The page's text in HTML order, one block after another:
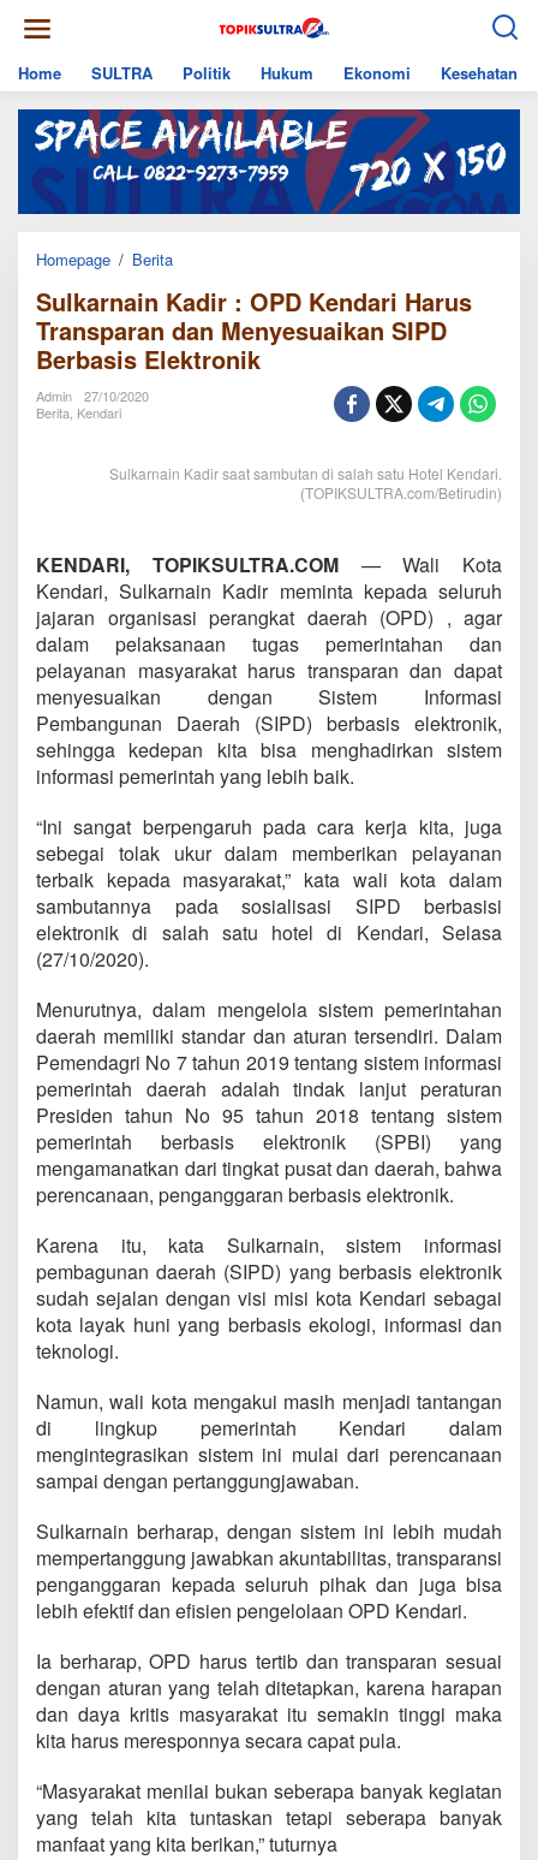
content
Home
SULTRA Politik Hukum Ekonomi Kesehatan
Homepage / BeritaSulkarnain
:
OPD
Kendari
Harus
Transparan
Elektronik
Sulkarnain Kadir : OPD Kendari Harus
Transparan dan Menyesuaikan SIPD
Berbasis Elektronik
Admin
27/10/2020
Berita Kendari
Sulkarnain Kadir saat sambutan di salah satu Hotel Kendari.
(TOPIKSULTRA.com/Betirudin)
KENDARI, TOPIKSULTRA.COM— Wali Kota
Kendari, Sulkarnain Kadir meminta kepada seluruh
jajaran organisasi perangkat daerah (OPD) , agar
dalam pelaksanaan tugas pemerintahan dan
pelayanan masyarakat harus transparan dan dapat
menyesuaikan dengan Sistem Informasi
Pembangunan Daerah (SIPD) berbasis elektronik,
sehingga kedepan kita bisa menghadirkan sistem
informasi pemerintah yang lebih baik.
“Ini sangat berpengaruh pada cara kerja kita, juga
sebegai tolak ukur dalam memberikan pelayanan
terbaik kepada masyarakat,” kata wali kota dalam
sambutannya pada sosialisasi SIPD berbasisi
elektronik di salah satu hotel di Kendari, Selasa
(27/10/2020).
Menurutnya, dalam mengelola sistem pemerintahan
daerah memiliki standar dan aturan tersendiri. Dalam
Pemendagri No 7 tahun 2019 tentang sistem informasi
pemerintah daerah adalah tindak lanjut peraturan
Presiden tahun No 95 tahun 2018 tentang sistem
pemerintah berbasis elektronik (SPBI) yang
mengamanatkan dari tingkat pusat dan daerah, bahwa
perencanaan, penganggaran berbasis elektronik.
Karena itu, kata Sulkarnain, sistem informasi
pembagunan daerah (SIPD) yang berbasis elektronik
sudah sejalan dengan visi misi kota Kendari sebagai
kota layak huni yang berbasis ekologi, informasi dan
teknologi.
Namun, wali kota mengakui masih menjadi tantangan
di lingkup pemerintah Kendari dalam
mengintegrasikan sistem ini mulai dari perencanaan
sampai dengan pertanggungjawaban.
Sulkarnain berharap, dengan sistem ini lebih mudah
mempertanggung jawabkan akuntabilitas, transparansi
penganggaran kepada seluruh pihak dan juga bisa
lebih efektif dan efisien pengelolaan OPD Kendari.
Ia berharap, OPD harus tertib dan transparan sesuai
dengan aturan yang telah ditetapkan, karena harapan
dan daya kritis masyarakat itu semakin tinggi maka
kita harus meresponnya secara capat pula.
“Masyarakat menilai bukan seberapa banyak kegiatan
yang telah kita tuntaskan tetapi seberapa banyak
manfaat yang kita berikan,” tuturnya